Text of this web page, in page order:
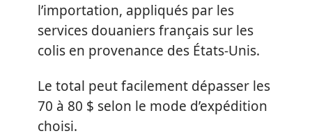
l’importation, appliqués par les
services douaniers français sur les
colis en provenance des États-Unis.
Le total peut facilement dépasser les
70 à 80 $ selon le mode d’expédition
choisi.